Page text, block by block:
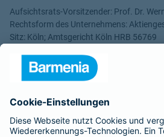
Aufsichtsrats-Vorsitzender: Prof. Dr.
Rechtsform des Unternehmens:
Sitz: Köln; Amtsgericht Köln HRB 56769
Datenschutzhinweise für
Kanäle